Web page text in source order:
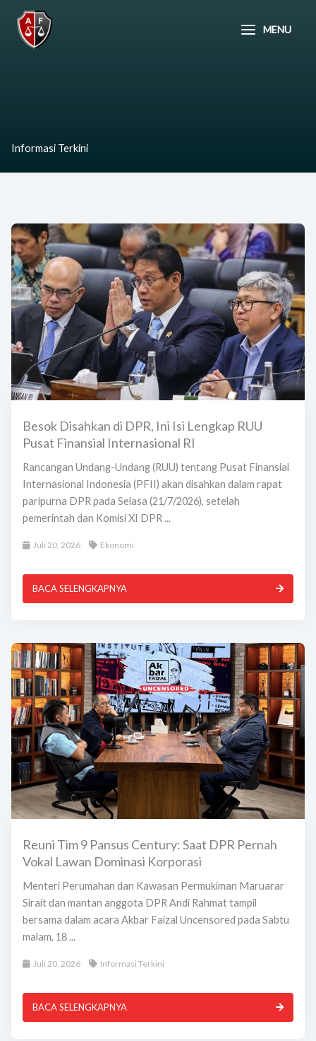
konten
MENU
Informasi Terkini
Besok Disahkan di DPR, Ini Isi Lengkap RUU
Pusat Finansial Internasional RI
Rancangan Undang-Undang (RUU) tentang Pusat Finansial
Internasional Indonesia (PFII) akan disahkan dalam rapat
paripurna DPR pada Selasa (21/7/2026), setelah
pemerintah dan Komisi XI DPR ...
Juli 20, 2026 Ekonomi
BACA SELENGKAPNYA
Reuni Tim 9 Pansus Century: Saat DPR Pernah
Vokal Lawan Dominasi Korporasi
Menteri Perumahan dan Kawasan Permukiman Maruarar
Sirait dan mantan anggota DPR Andi Rahmat tampil
bersama dalam acara Akbar Faizal Uncensored pada Sabtu
malam, 18 ...
Juli 20, 2026 Informasi Terkini
BACA SELENGKAPNYA